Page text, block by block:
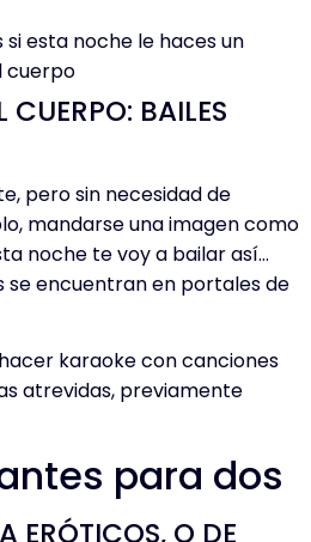
esta noche le haces un
cuerpo
CUERPO: BAILES
pero sin necesidad de
mandarse una imagen como
noche te voy a bailar así…
se encuentran en portales de
karaoke con canciones
atrevidas, previamente
para dos
ERÓTICOS, O DE